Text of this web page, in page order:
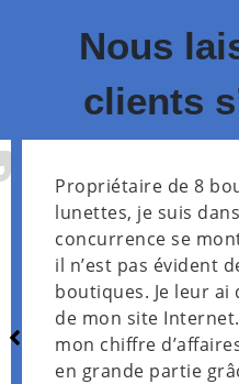
Nous
clients
Propriétaire de 8
lunettes, je suis
concurrence se
il n’est pas évident
boutiques. Je leur
de mon site
mon chiffre
en grande partie